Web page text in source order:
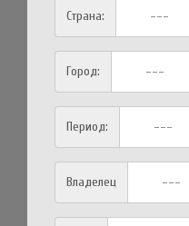
Страна:
Город:
Период:
Владелец